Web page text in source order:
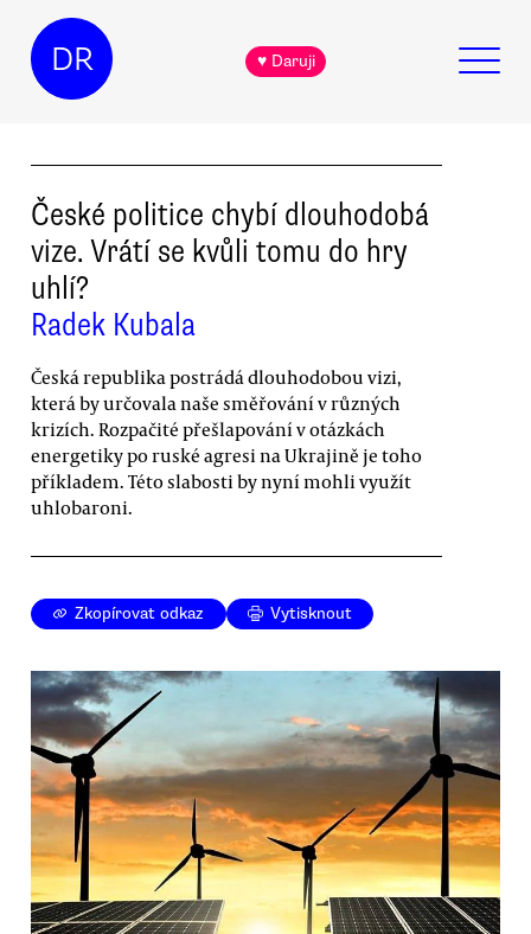
DR ♥ Daruji
České politice chybí dlouhodobá
vize. Vrátí se kvůli tomu do hry
uhlí?
Radek Kubala
Česká republika postrádá dlouhodobou vizi,
která by určovala naše směřování v různých
krizích. Rozpačité přešlapování v otázkách
energetiky po ruské agresi na Ukrajině je toho
příkladem. Této slabosti by nyní mohli využít
uhlobaroni.
Zkopírovat odkaz Vytisknout